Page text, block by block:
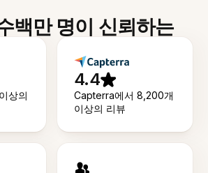
백만 명이 신뢰하는
상의
4.4
Capterra에서 8,200개
이상의 리뷰